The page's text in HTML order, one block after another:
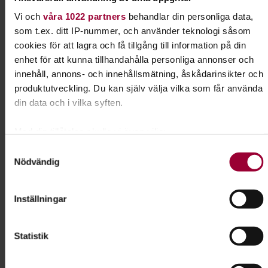
Vi och våra 1022 partnersbehandlar din personliga data,
som t.ex. ditt IP-nummer, och använder teknologi såsom
cookies för att lagra och få tillgång till information på din
enhet för att kunna tillhandahålla personliga annonser och
innehåll, annons- och innehållsmätning, åskådarinsikter och
produktutveckling. Du kan själv välja vilka som får använda
din data och i vilka syften.
kan ha en noggrannhet på upp till flera meter
Ta reda på mer om hur dina personliga uppgifter behandlas
ändra eller dra tillbaka ditt samtycke när som helst från
Nödvändig
Inställningar
Statistik
Dela: Facebook LinkedIn E-mail
Valpkunskap
god kontakt med din hund och lägger grunden för
vidare träning.